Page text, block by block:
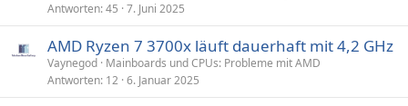
Antworten 45 7. Juni 2025
AMD Ryzen 7 3700x läuft dauerhaft mit 4,2 GHz
Vaynegod Mainboards und CPUs: Probleme mit AMD
Antworten 12 6. Januar 2025